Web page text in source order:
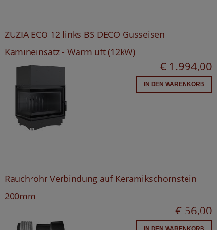
ZUZIA ECO 12 links BS DECO Gusseisen
Kamineinsatz - Warmluft (12kW)
€ 1.994,00
IN DEN WARENKORB
Rauchrohr Verbindung auf Keramikschornstein
200mm
€ 56,00
IN DEN WARENKORB